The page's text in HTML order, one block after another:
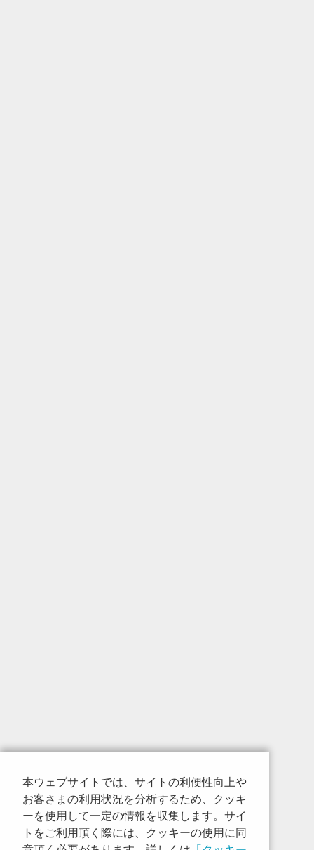
本ウェブサイトでは、サイトの利便性向上や
お客さまの利用状況を分析するため、クッキ
ーを使用して一定の情報を収集します。サイ
トをご利用頂く際には、クッキーの使用に同